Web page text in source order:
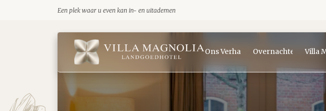
Ga direct naar inhoud.Een plek waar u even kan in- en uitademen
Villa Magnolia logo Ons Verhaal Overnachten Villa